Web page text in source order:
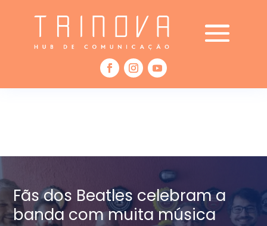
Fãs dos Beatles celebram a
banda com muita música